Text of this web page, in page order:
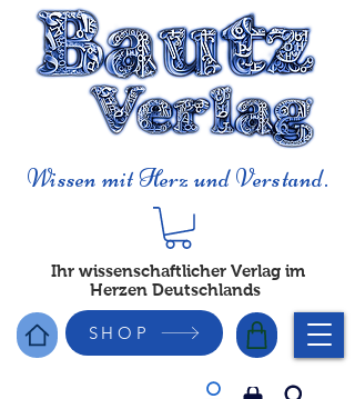
Wissen mit Herz und Verstand.
Ihr wissenschaftlicher Verlag im
Herzen Deutschlands
SHOP